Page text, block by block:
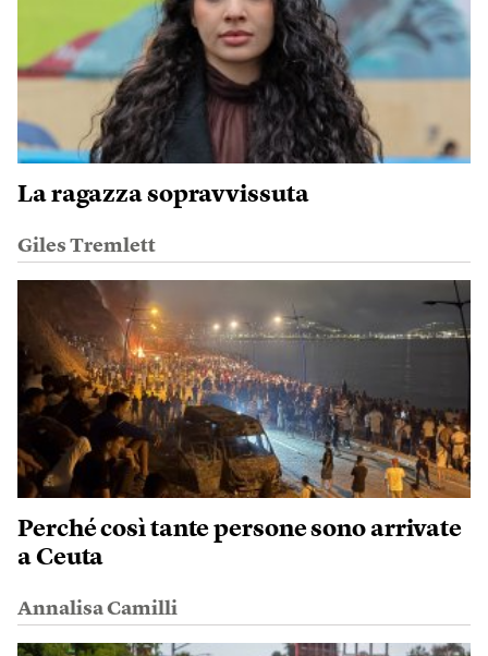
La ragazza sopravvissuta
Giles Tremlett
Perché così tante persone sono arrivate
a Ceuta
Annalisa Camilli